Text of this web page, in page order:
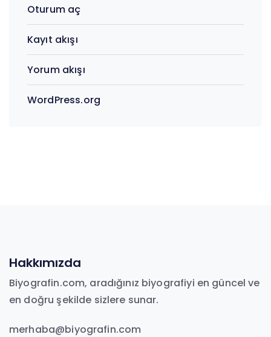
Oturum aç
Kayıt akışı
Yorum akışı
WordPress.org
Hakkımızda
Biyografin.com, aradığınız biyografiyi en güncel ve
en doğru şekilde sizlere sunar.
merhaba@biyografin.com